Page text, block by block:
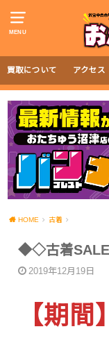
MENU
買取について アクセス
HOME 古着
◆◇古着
2019年12月19日
【期